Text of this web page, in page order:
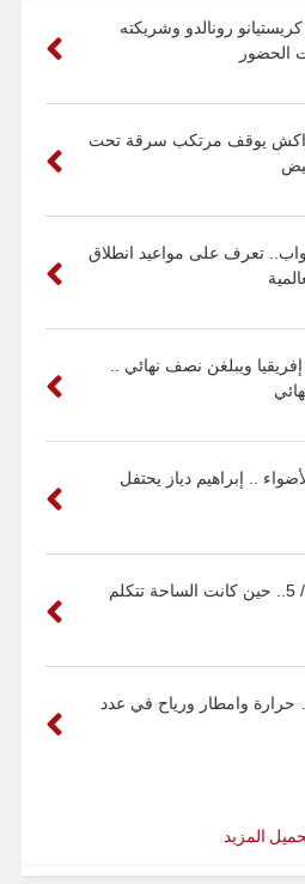
رونالدو وشريكته
الحضور
يوقف مرتكب سرقة تحت
تعرف على مواعيد انطلاق
ويبلغن نصف نهائي ..
.. إبراهيم دياز يحتفل
جامع الفنا كما سمعها كولان/ 5.. حين كانت الساحة تتكلم
حرارة وامطار ورياح في عدد
المزيد